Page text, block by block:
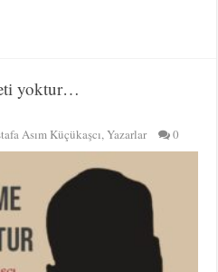
yoktur…
Asım Küçükaşcı,Yazarlar 0